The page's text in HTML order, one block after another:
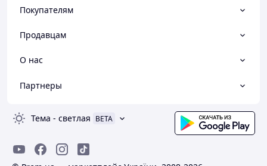
Покупателям
Продавцам
О нас
Партнеры
Тема - светлая BETA